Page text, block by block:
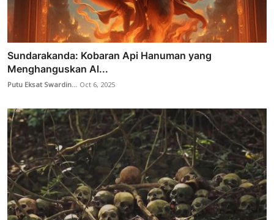
Sundarakanda: Kobaran Api Hanuman yang
Menghanguskan Al...
Putu Eksat Swardin... Oct 6, 2025